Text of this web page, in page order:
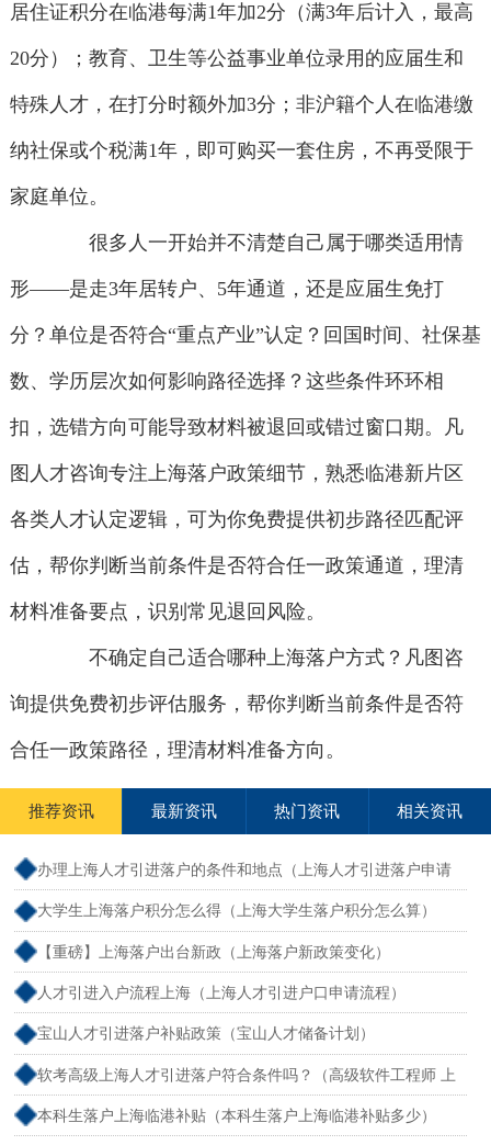
居住证积分在临港每满1年加2分（满3年后计入，最高
20分）；教育、卫生等公益事业单位录用的应届生和
特殊人才，在打分时额外加3分；非沪籍个人在临港缴
纳社保或个税满1年，即可购买一套住房，不再受限于
家庭单位。
很多人一开始并不清楚自己属于哪类适用情
形——是走3年居转户、5年通道，还是应届生免打
分？单位是否符合“重点产业”认定？回国时间、社保基
数、学历层次如何影响路径选择？这些条件环环相
扣，选错方向可能导致材料被退回或错过窗口期。凡
图人才咨询专注上海落户政策细节，熟悉临港新片区
各类人才认定逻辑，可为你免费提供初步路径匹配评
估，帮你判断当前条件是否符合任一政策通道，理清
材料准备要点，识别常见退回风险。
不确定自己适合哪种上海落户方式？凡图咨
询提供免费初步评估服务，帮你判断当前条件是否符
合任一政策路径，理清材料准备方向。
推荐资讯 最新资讯 热门资讯 相关资讯
办理上海人才引进落户的条件和地点（上海人才引进落户申请
流程）
大学生上海落户积分怎么得（上海大学生落户积分怎么算）
【重磅】上海落户出台新政（上海落户新政策变化）
人才引进入户流程上海（上海人才引进户口申请流程）
宝山人才引进落户补贴政策（宝山人才储备计划）
软考高级上海人才引进落户符合条件吗？（高级软件工程师 上
海落户）
本科生落户上海临港补贴（本科生落户上海临港补贴多少）